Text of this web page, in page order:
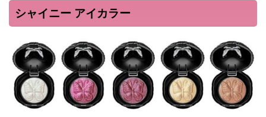
シャイニー アイカラー